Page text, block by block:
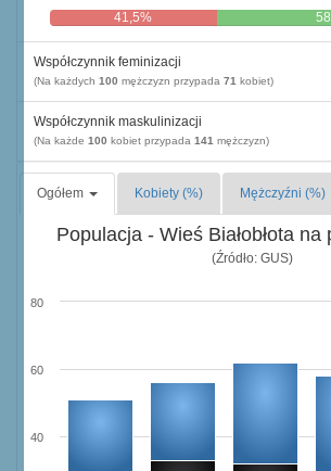
41,5%
Współczynnik feminizacji
(Na każdych 100 mężczyzn przypada 71 kobiet)
Współczynnik maskulinizacji
(Na każde 100 kobiet przypada 141 mężczyzn)
Ogółem Kobiety (%) Mężczyźni (%)
Populacja - Wieś Białobłota
(Źródło: GUS)
40
60
80